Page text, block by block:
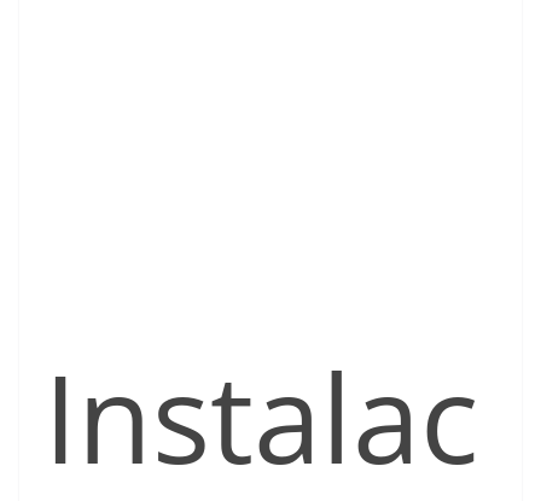
Instalac